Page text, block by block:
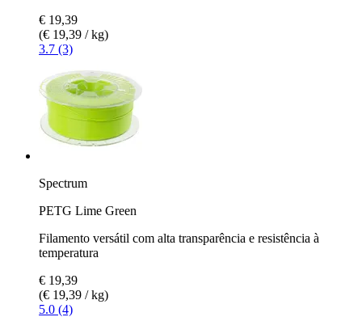
€ 19,39
(€ 19,39 / kg)
3.7 (3)
Spectrum
PETG Lime Green
Filamento versátil com alta transparência e resistência à
temperatura
€ 19,39
(€ 19,39 / kg)
5.0 (4)